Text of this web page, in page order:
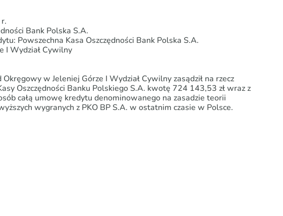
Bank Polska S.A.
Powszechna Kasa Oszczędności Bank Polska S.A.
I Wydział Cywilny
w Jeleniej Górze I Wydział Cywilny zasądził na rzecz
Oszczędności Banku Polskiego S.A. kwotę 724 143,53 zł wraz z
całą umowę kredytu denominowanego na zasadzie teorii
wygranych z PKO BP S.A. w ostatnim czasie w Polsce.